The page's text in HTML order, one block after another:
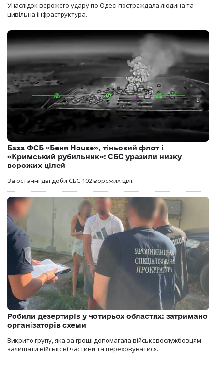
Унаслідок ворожого удару по Одесі постраждала людина та
цивільна інфраструктура.
База ФСБ «Беня House», тіньовий флот і
«Кримський рубильник»: СБС уразили низку
ворожих цілей
За останні дві доби СБС 102 ворожих цілі.
Робили дезертирів у чотирьох областях: затримано
організаторів схеми
Викрито групу, яка за гроші допомагала військовослужбовцям
залишати військові частини та переховуватися.